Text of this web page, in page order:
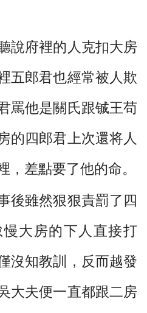
府裡的人克扣大房
五郎君也經常被人欺
罵他是關氏跟铖王苟
的四郎君上次還将人
，差點要了他的命。
雖然狠狠責罰了四
大房的下人直接打
沒知教訓，反而越發
大夫便一直都跟二房